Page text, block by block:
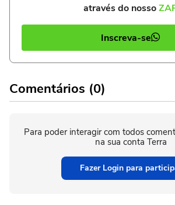
através do nosso
Inscreva-se
Comentários (0)
Para poder interagir com todos
na sua conta Terra
Fazer Login para